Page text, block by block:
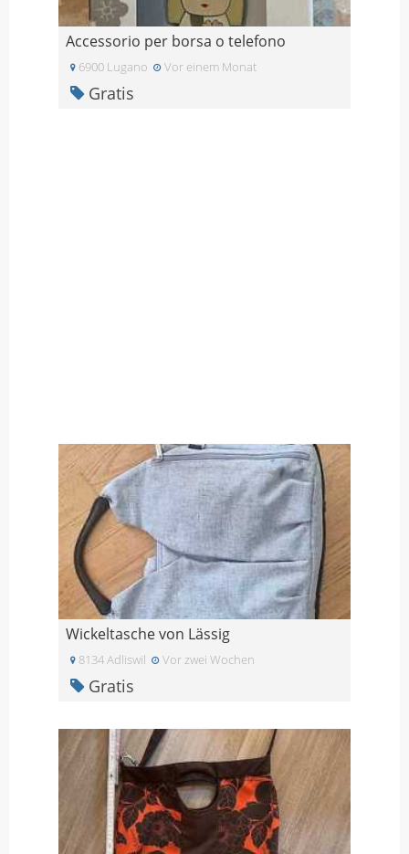
Accessorio per borsa o telefono
6900 Lugano Vor einem Monat
Gratis
Wickeltasche von Lässig
8134 Adliswil Vor zwei Wochen
Gratis